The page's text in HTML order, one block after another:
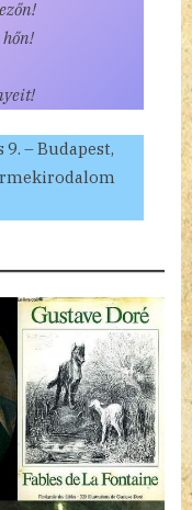
hőn!
– Budapest,